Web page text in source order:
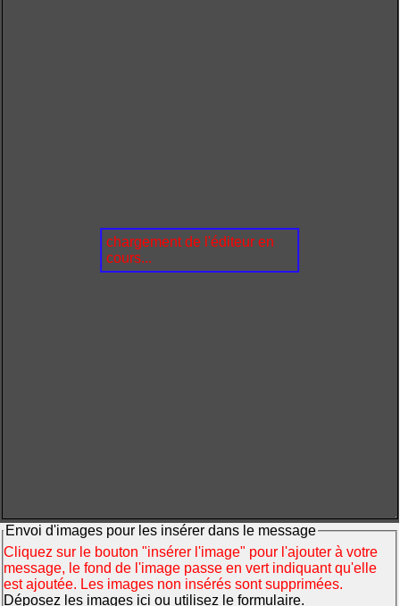
chargement de l'éditeur en
cours...
Envoi d'images pour les insérer dans le message
Cliquez sur le bouton "insérer l'image" pour l'ajouter à votre
message, le fond de l'image passe en vert indiquant qu'elle
est ajoutée. Les images non insérés sont supprimées.
Déposez les images ici ou utilisez le formulaire.